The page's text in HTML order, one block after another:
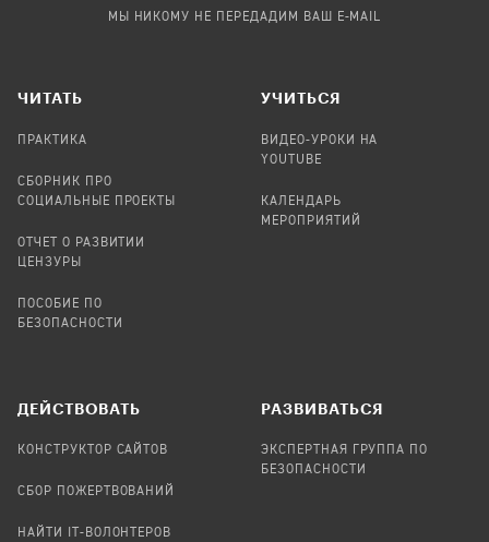
МЫ НИКОМУ НЕ ПЕРЕДАДИМ ВАШ E-MAIL
ЧИТАТЬ
ПРАКТИКА
СБОРНИК ПРО
СОЦИАЛЬНЫЕ ПРОЕКТЫ
ОТЧЕТ О РАЗВИТИИ
ЦЕНЗУРЫ
ПОСОБИЕ ПО
БЕЗОПАСНОСТИ
УЧИТЬСЯ
ВИДЕО-УРОКИ НА
YOUTUBE
КАЛЕНДАРЬ
МЕРОПРИЯТИЙ
ДЕЙСТВОВАТЬ
КОНСТРУКТОР САЙТОВ
СБОР ПОЖЕРТВОВАНИЙ
НАЙТИ IT-ВОЛОНТЕРОВ
РАЗВИВАТЬСЯ
ЭКСПЕРТНАЯ ГРУППА ПО
БЕЗОПАСНОСТИ